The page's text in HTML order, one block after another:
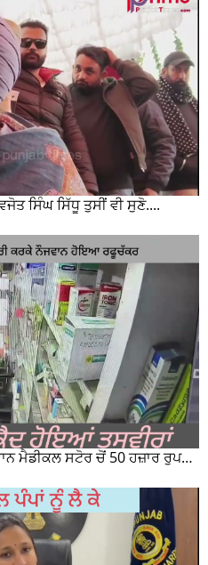
ਸਿੰਘ ਸਿੱਧੂ ਤੁਸੀਂ ਵੀ ਸੁਣੋ....
ਗੜ੍ਹਦੀਵਾਲਾ 'ਚ ਦਿਨ ਦਿਹਾੜੇ ਨੌਜਵਾਨ ਮੈਡੀਕਲ ਸਟੋਰ ਚੋਂ 50 ਹਜ਼ਾਰ ਰੁਪਏ ਦੀ ਨਕਦੀ ਚੋਰੀ ਕਰਕੇ ਹੋਇਆ ਰਫੂਚੱਕਰ